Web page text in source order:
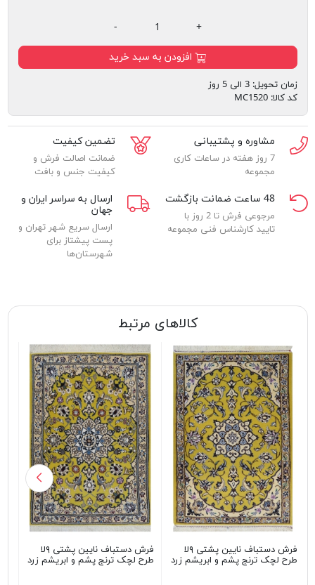
- +
افزودن به سبد خرید
زمان تحویل: 3 الی 5 روز
کد کالا: MC1520
مشاوره و پشتیبانی
7 روز هفته در ساعات کاری
مجموعه
تضمین کیفیت
ضمانت اصالت فرش و
کیفیت جنس و بافت
48 ساعت ضمانت بازگشت
مرجوعی فرش تا 2 روز با
تایید کارشناس فنی مجموعه
ارسال به سراسر ایران و
جهان
ارسال سریع شهر تهران و
پست پیشتاز برای
شهرستان‌ها
کالاهای مرتبط
فرش دستباف نایین پشتی ۹لا
طرح لچک ترنج پشم و ابریشم زرد
فرش دستباف نایین پشتی ۹لا
طرح لچک ترنج پشم و ابریشم زرد